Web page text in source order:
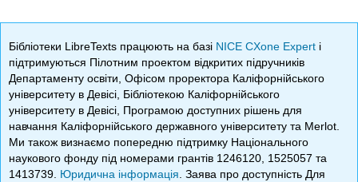
Бібліотеки LibreTexts працюють на базі NICE CXone Expert і
підтримуються Пілотним проектом відкритих підручників
Департаменту освіти, Офісом проректора Каліфорнійського
університету в Девісі, Бібліотекою Каліфорнійського
університету в Девісі, Програмою доступних рішень для
навчання Каліфорнійського державного університету та Merlot.
Ми також визнаємо попередню підтримку Національного
наукового фонду під номерами грантів 1246120, 1525057 та
1413739. Юридична інформація . Заява про доступність Для